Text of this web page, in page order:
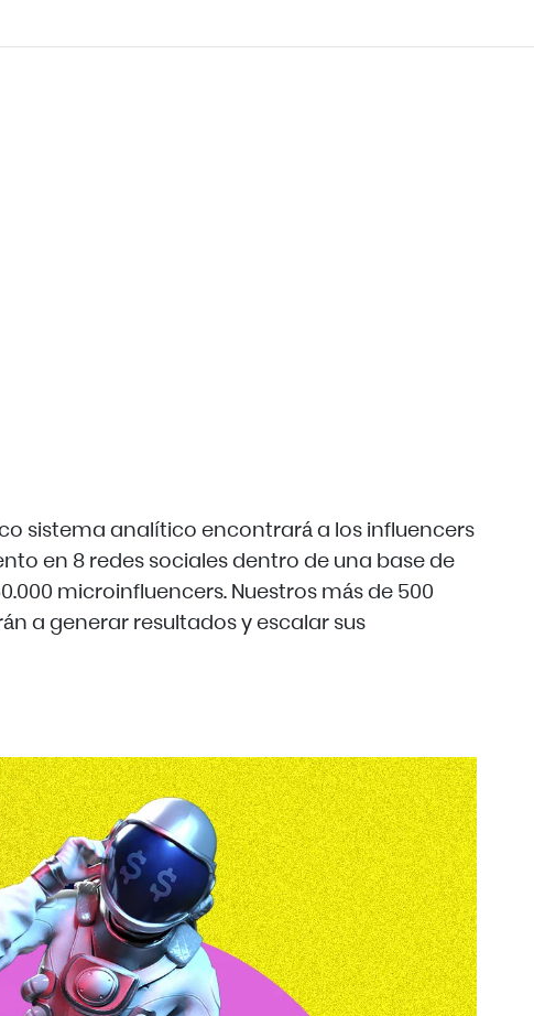
sistema analítico encontrará a los influencers
en 8 redes sociales dentro de una base de
microinfluencers. Nuestros más de 500
a generar resultados y escalar sus